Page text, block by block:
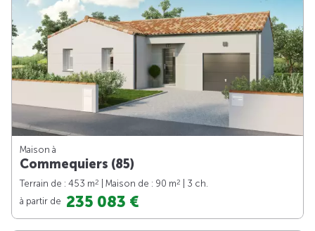
Maison à
Commequiers (85)
Terrain de : 453 m2 | Maison de : 90 m2
| 3 ch.
à partir de 235 083 €